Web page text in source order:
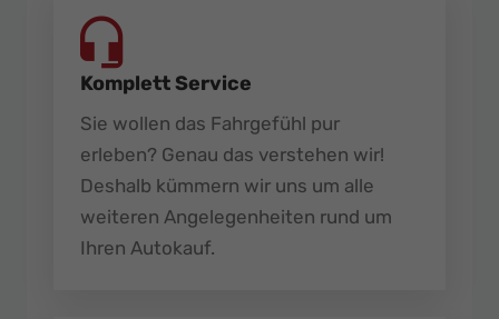
Komplett Service
Sie wollen das Fahrgefühl pur
erleben? Genau das verstehen wir!
Deshalb kümmern wir uns um alle
weiteren Angelegenheiten rund um
Ihren Autokauf.